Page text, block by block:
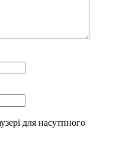
для насутпного